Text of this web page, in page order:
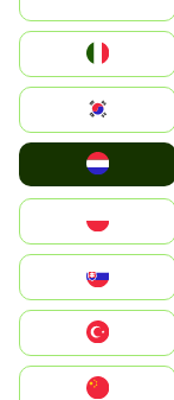
South Korea
United States
中國香港特別行政區